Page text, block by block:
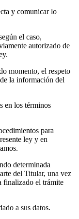
y comunicar lo
el caso,
autorizado de
momento, el respeto
la información del
en los términos
para
ley y en
determinada
del Titular, una vez
finalizado el trámite
a sus datos.